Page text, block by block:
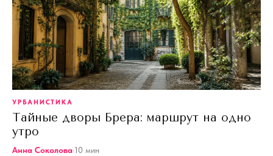
УРБАНИСТИКА
Тайные дворы Брера: маршрут на одно
утро
Анна Соколова·10 мин